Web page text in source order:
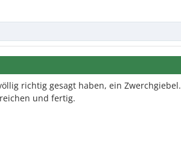
richtig gesagt haben, ein Zwerchgiebel.
und fertig.